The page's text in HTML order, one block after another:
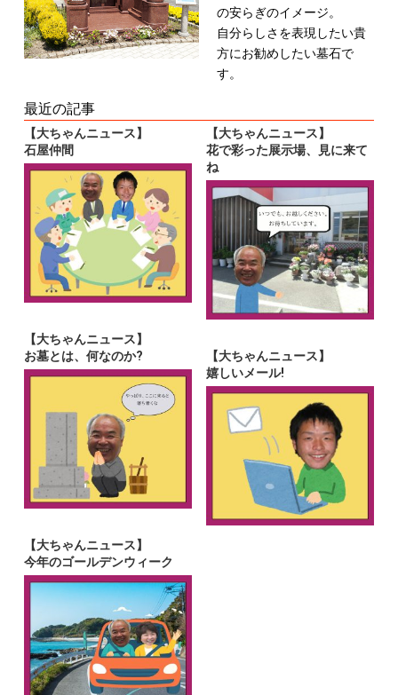
の安らぎのイメージ。
自分らしさを表現したい貴
方にお勧めしたい墓石で
す。
最近の記事
【大ちゃんニュース】
石屋仲間
【大ちゃんニュース】
花で彩った展示場、見に来て
ね
【大ちゃんニュース】
お墓とは、何なのか?
【大ちゃんニュース】
嬉しいメール!
【大ちゃんニュース】
今年のゴールデンウィーク